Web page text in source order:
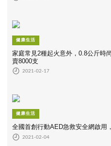
健康生活
家庭常見2種起火意外，0.8公斤時
賣8000支
2021-02-17
健康生活
全國首創行動AED急救安全網啟用
2021-02-04